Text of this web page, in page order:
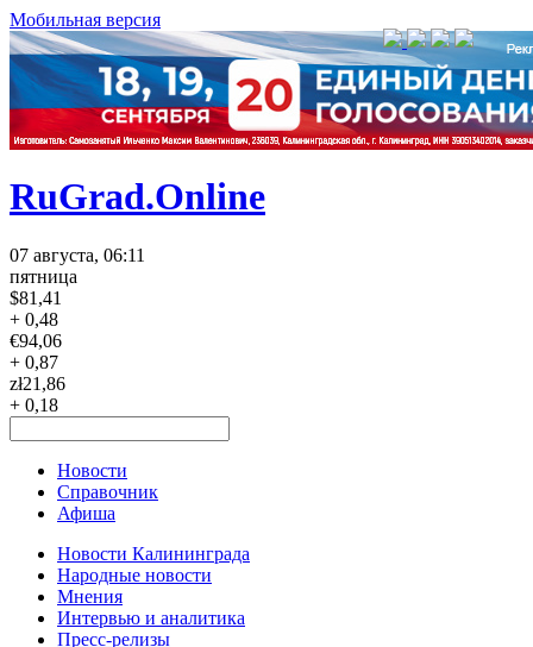
Мобильная версия
RuGrad.Online
07 августа, 06:11
пятница
$81,41
+ 0,48
€94,06
+ 0,87
zł21,86
+ 0,18
Новости
Справочник
Афиша
Новости Калининграда
Народные новости
Мнения
Интервью и аналитика
Пресс-релизы